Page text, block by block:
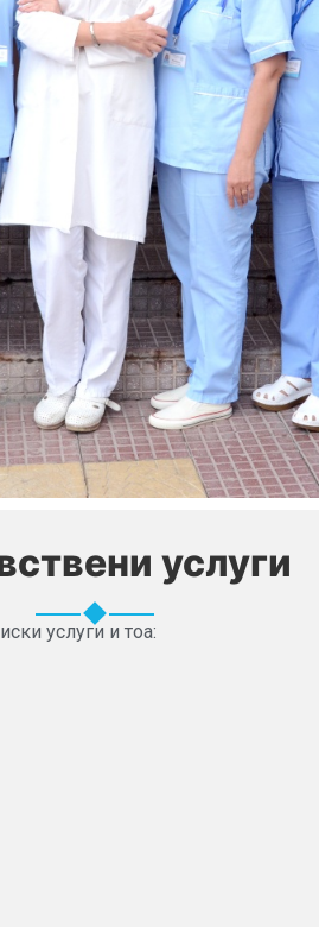
услуги
услуги и тоа: